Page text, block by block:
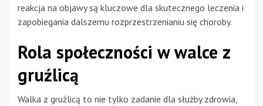
reakcja na objawy są kluczowe dla skutecznego leczenia i
zapobiegania dalszemu rozprzestrzenianiu się choroby.
Rola społeczności w walce z
gruźlicą
Walka z gruźlicą to nie tylko zadanie dla służby zdrowia,